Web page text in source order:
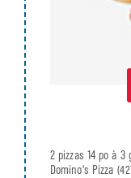
2 pizzas 14 po à 3
Domino's Pizza